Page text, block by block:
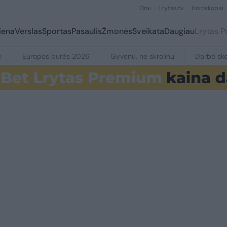
Orai Lrytas.tv Horoskopai
VerslasSportasPasaulisŽmonėsSveikataDaugiauLrytas
Europos burės 2026 Gyvenu, ne skrolinu Darbo